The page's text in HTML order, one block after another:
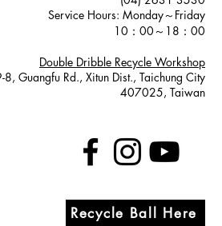
Service Hours​: Monday～Friday
10：00～18：00
Double Dribble Recycle Workshop
Guangfu Rd., Xitun Dist., Taichung City
407025, Taiwan
Recycle Ball Here